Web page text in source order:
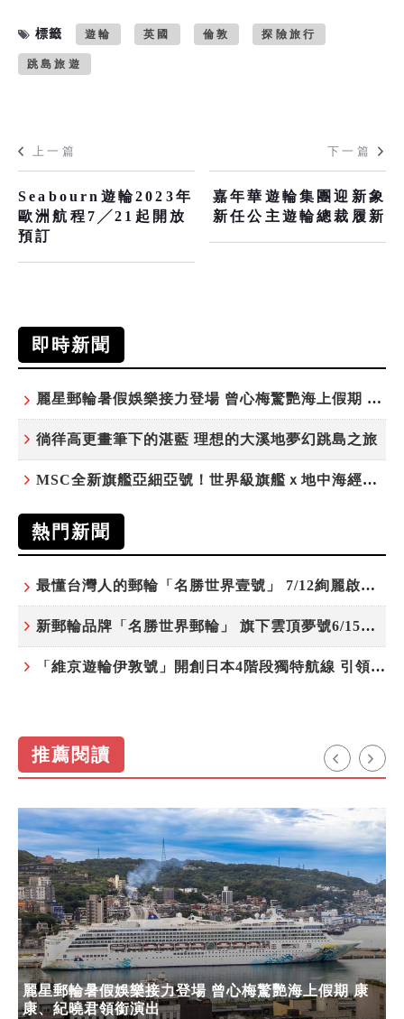
標籤 遊輪 英國 倫敦 探險旅行
跳島旅遊
上一篇
Seabourn遊輪2023年
歐洲航程7╱21起開放
預訂
下一篇
嘉年華遊輪集團迎新象
新任公主遊輪總裁履新
即時新聞
麗星郵輪暑假娛樂接力登場 曾心梅驚艷海上假期 康康、紀曉君領銜演出
徜徉高更畫筆下的湛藍 理想的大溪地夢幻跳島之旅
MSC全新旗艦亞細亞號！世界級旗艦ｘ地中海經典 最值得期待的歐洲遊輪之旅
熱門新聞
最懂台灣人的郵輪「名勝世界壹號」 7/12絢麗啟航 分齡娛樂夜未央
新郵輪品牌「名勝世界郵輪」 旗下雲頂夢號6/15開始營運
「維京遊輪伊敦號」開創日本4階段獨特航線 引領奢華旅遊新風尚
推薦閱讀
麗星郵輪暑假娛樂接力登場 曾心梅驚艷海上假期 康
康、紀曉君領銜演出